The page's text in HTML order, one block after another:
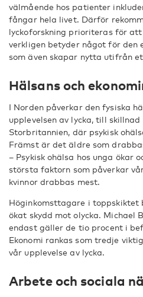
välmående hos patienter
fångar hela livet. Därför
lyckoforskning prioriteras för
verkligen betyder något för den
som även skapar nytta utifrån
Hälsans och
I Norden påverkar den fysiska
upplevelsen av lycka, till
Storbritannien, där psykisk
Främst är det äldre som
– Psykisk ohälsa hos unga ökar
största faktorn som påverkar
kvinnor drabbas mest.
Höginkomsttagare i
ökat skydd mot olycka.
endast gäller de tio procent i
Ekonomi rankas som tredje
vår upplevelse av lycka.
Arbete och sociala